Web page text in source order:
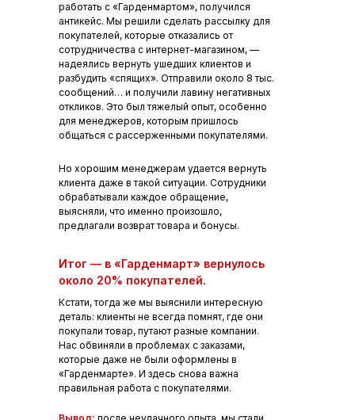
работать с «Гарденмартом», получился
антикейс. Мы решили сделать рассылку для
покупателей, которые отказались от
сотрудничества с интернет-магазином, —
надеялись вернуть ушедших клиентов и
разбудить «спящих». Отправили около 8 тыс.
сообщений… и получили лавину негативных
откликов. Это был тяжелый опыт, особенно
для менеджеров, которым пришлось
общаться с рассерженными покупателями.
Но хорошим менеджерам удается вернуть
клиента даже в такой ситуации. Сотрудники
обрабатывали каждое обращение,
выясняли, что именно произошло,
предлагали возврат товара и бонусы.
Итог — в «Гарденмарт» вернулось
около 20% покупателей.
Кстати, тогда же мы выяснили интересную
деталь: клиенты не всегда помнят, где они
покупали товар, путают разные компании.
Нас обвиняли в проблемах с заказами,
которые даже не были оформлены в
«Гарденмарте». И здесь снова важна
правильная работа с покупателями.